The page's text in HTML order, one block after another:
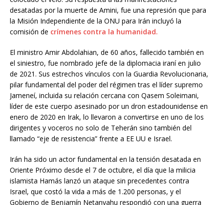
desatadas por la muerte de Amini, fue una represión que para
la Misión Independiente de la ONU para Irán incluyó la
comisión de crímenes contra la humanidad.
El ministro Amir Abdolahian, de 60 años, fallecido también en
el siniestro, fue nombrado jefe de la diplomacia iraní en julio
de 2021. Sus estrechos vínculos con la Guardia Revolucionaria,
pilar fundamental del poder del régimen tras el líder supremo
Jameneí, incluida su relación cercana con Qasem Soleimani,
líder de este cuerpo asesinado por un dron estadounidense en
enero de 2020 en Irak, lo llevaron a convertirse en uno de los
dirigentes y voceros no solo de Teherán sino también del
llamado “eje de resistencia” frente a EE UU e Israel.
Irán ha sido un actor fundamental en la tensión desatada en
Oriente Próximo desde el 7 de octubre, el día que la milicia
islamista Hamás lanzó un ataque sin precedentes contra
Israel, que costó la vida a más de 1.200 personas, y el
Gobierno de Benjamín Netanyahu respondió con una guerra